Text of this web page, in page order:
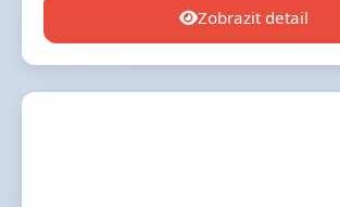
Zobrazit detail